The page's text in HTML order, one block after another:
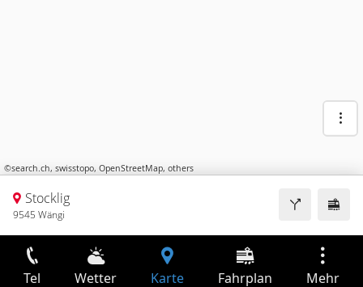
©search.ch, swisstopo, OpenStreetMap, others
Stocklig
9545 Wängi
Tel Wetter Karte Fahrplan Mehr